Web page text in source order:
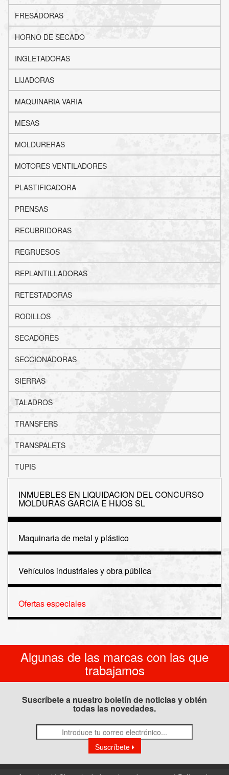
FRESADORAS
HORNO DE SECADO
INGLETADORAS
LIJADORAS
MAQUINARIA VARIA
MESAS
MOLDURERAS
MOTORES VENTILADORES
PLASTIFICADORA
PRENSAS
RECUBRIDORAS
REGRUESOS
REPLANTILLADORAS
RETESTADORAS
RODILLOS
SECADORES
SECCIONADORAS
SIERRAS
TALADROS
TRANSFERS
TRANSPALETS
TUPIS
INMUEBLES EN LIQUIDACION DEL CONCURSO
MOLDURAS GARCIA E HIJOS SL
Maquinaria de metal y plástico
Vehículos industriales y obra pública
Ofertas especiales
Algunas de las marcas con las que
trabajamos
Suscríbete a nuestro boletín de noticias y obtén
todas las novedades.
Suscríbete